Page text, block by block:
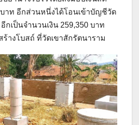
บาท อีกส่วนหนึ่งได้โอนเข้าบัญชีวัด
กเป็นจำนวนเงิน 259,350 บาท
ร้างโบสถ์ ที่วัดเขาสักรัตนาราม